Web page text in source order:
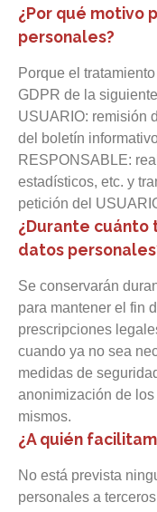
¿Por qué motivo
personales?
Porque el
GDPR de la
USUARIO: remisión
del boletín
RESPONSABLE:
estadísticos, etc. y
petición del
¿Durante cuánto
datos
Se conservarán
para mantener el fin
prescripciones
cuando ya no sea
medidas de
anonimización de
mismos.
¿A quién
No está prevista
personales a